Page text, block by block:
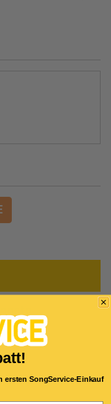
ersten SongService-Einkauf